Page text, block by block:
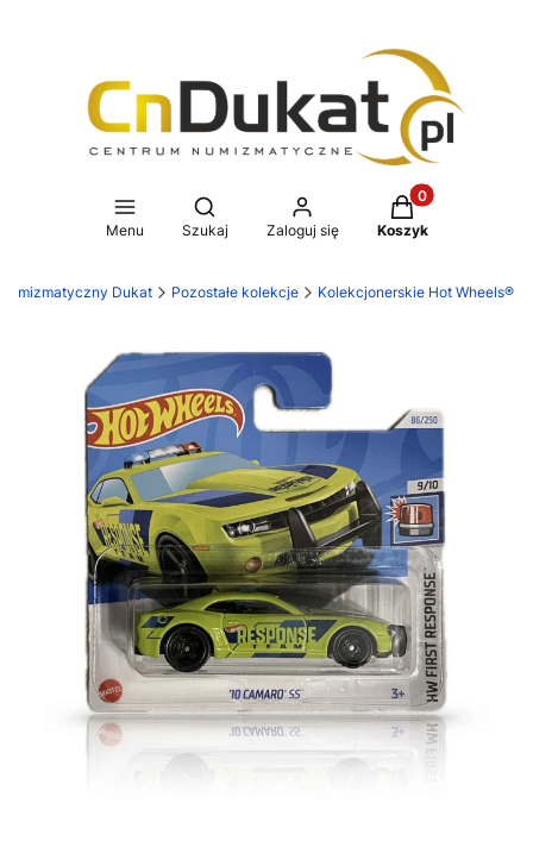
Menu
Otwórz wyszukiwarkę
Szukaj Zaloguj się
Produkty w
Koszyk
Dukat Pozostałe kolekcje Kolekcjonerskie Hot Wheels®